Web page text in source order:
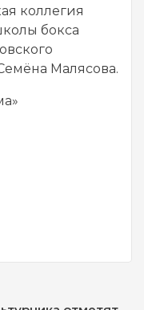
коллегия
бокса
Малясова.